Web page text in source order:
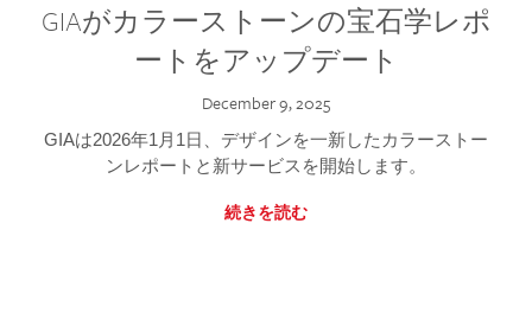
GIAがカラーストーンの宝石学レポ
ートをアップデート
December 9, 2025
GIAは2026年1月1日、デザインを一新したカラーストー
ンレポートと新サービスを開始します。
続きを読む